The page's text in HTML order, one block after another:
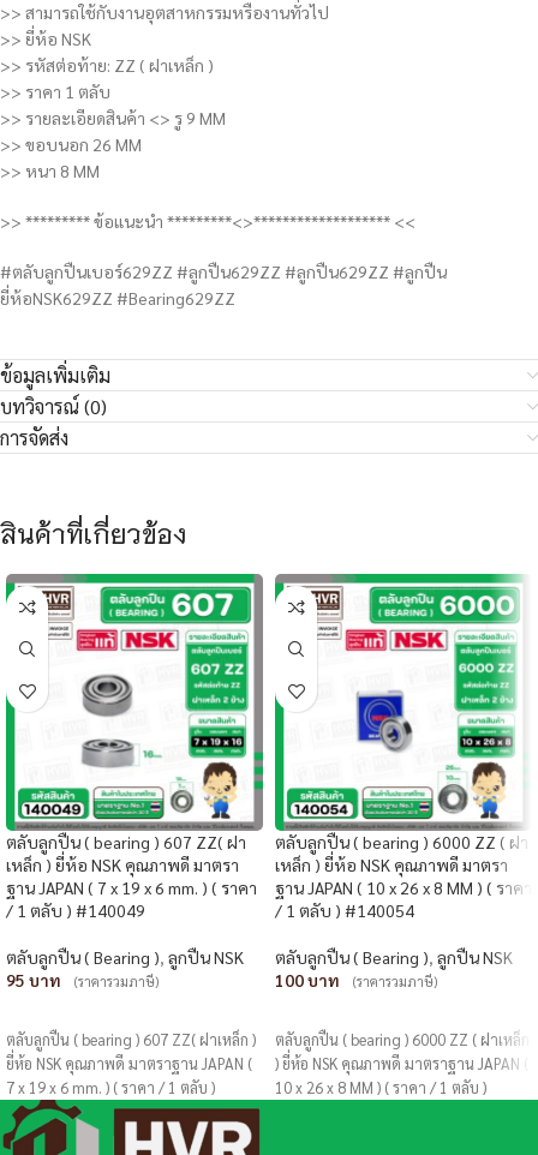
>> สามารถใช้กับงานอุตสาหกรรมหรืองานทั่วไป
>> ยี่ห้อ NSK
>> รหัสต่อท้าย: ZZ ( ฝาเหล็ก )
>> ราคา 1 ตลับ
>> รายละเอียดสินค้า <> รู 9 MM
>> ขอบนอก 26 MM
>> หนา 8 MM
>> ********* ข้อแนะนำ *********<>******************* <<
#ตลับลูกปืนเบอร์629ZZ #ลูกปืน629ZZ #ลูกปืน629ZZ #ลูกปืน
ยี่ห้อNSK629ZZ #Bearing629ZZ
ข้อมูลเพิ่มเติม
บทวิจารณ์ (0)
การจัดส่ง
สินค้าที่เกี่ยวข้อง
ตลับลูกปืน ( bearing ) 607 ZZ( ฝา
เหล็ก ) ยี่ห้อ NSK คุณภาพดี มาตรา
ฐาน JAPAN ( 7 x 19 x 6 mm. ) ( ราคา
/ 1 ตลับ ) #140049
ตลับลูกปืน ( Bearing ), ลูกปืน NSK
95
(ราคารวมภาษี)
ตลับลูกปืน ( bearing ) 607 ZZ( ฝาเหล็ก )
ยี่ห้อ NSK คุณภาพดี มาตราฐาน JAPAN (
7 x 19 x 6 mm. ) ( ราคา / 1 ตลับ )
ตลับลูกปืน ( bearing ) 6000 ZZ ( ฝา
เหล็ก ) ยี่ห้อ NSK คุณภาพดี มาตรา
ฐาน JAPAN ( 10 x 26 x 8 MM ) ( ราคา
/ 1 ตลับ ) #140054
ตลับลูกปืน ( Bearing ), ลูกปืน NSK
100
(ราคารวมภาษี)
ตลับลูกปืน ( bearing ) 6000 ZZ ( ฝาเหล็ก
) ยี่ห้อ NSK คุณภาพดี มาตราฐาน JAPAN (
10 x 26 x 8 MM ) ( ราคา / 1 ตลับ )